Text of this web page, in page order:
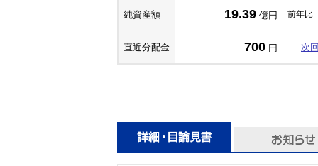
純資産額 19.39 億円 前年比
直近分配金 700 円 次